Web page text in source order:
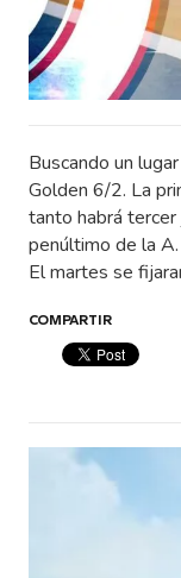
Buscando un
Golden 6/2. La
tanto habrá
penúltimo de la A.
El martes se
COMPARTIR